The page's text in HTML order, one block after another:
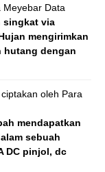
Meyebar Data
singkat via
mengirimkan
hutang dengan
oleh Para
mendapatkan
sebuah
DC pinjol, dc